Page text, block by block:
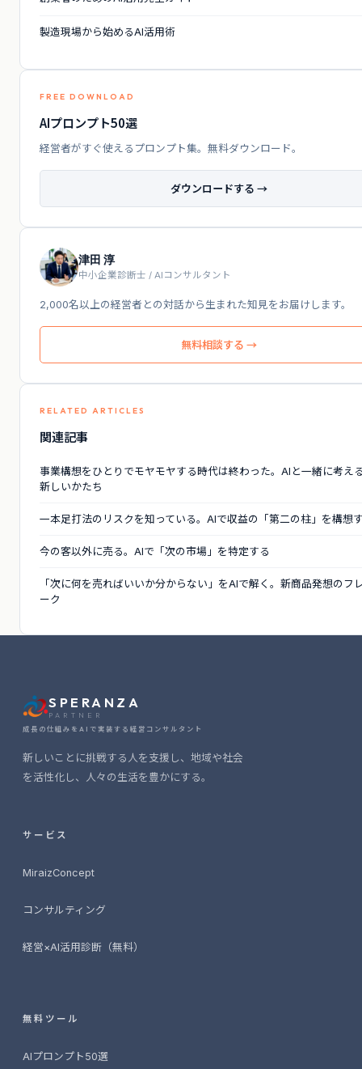
製造現場から始めるAI活用術
FREE DOWNLOAD
AIプロンプト50選
経営者がすぐ使えるプロンプト集。無料ダウンロード。
ダウンロードする →
津田 淳
中小企業診断士 / AIコンサルタント
2,000名以上の経営者との対話から生まれた知見をお届けします。
無料相談する →
RELATED ARTICLES
関連記事
事業構想をひとりでモヤモヤする時代は終わった。AIと一緒に考え
新しいかたち
一本足打法のリスクを知っている。AIで収益の「第二の柱」を構想
今の客以外に売る。AIで「次の市場」を特定する
「次に何を売ればいいか分からない」をAIで解く。新商品発想のフ
ーク
SPERANZA
PARTNER
成長の仕組みをAIで実装する経営コンサルタント
新しいことに挑戦する人を支援し、地域や社会
を活性化し、人々の生活を豊かにする。
サービス
MiraizConcept
コンサルティング
経営×AI活用診断（無料）
無料ツール
AIプロンプト50選